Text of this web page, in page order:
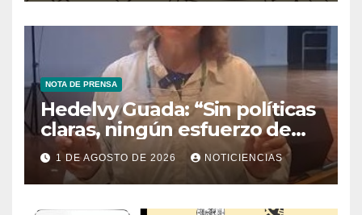
NOTA DE PRENSA
Hedelvy Guada: “Sin políticas
claras, ningún esfuerzo de
conservación rendirá frutos”
1 DE AGOSTO DE 2026 NOTICIENCIAS